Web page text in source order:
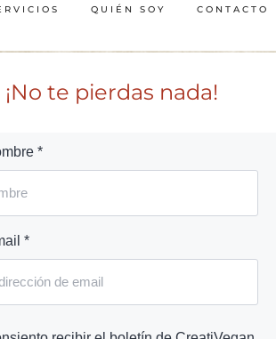
QUIÉN SOY CONTACTO
¡No te pierdas nada!
*
*